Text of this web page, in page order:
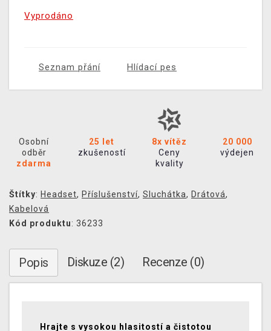
Vyprodáno
Seznam přání Hlídací pes
Osobní
odběr
zdarma
25 let
zkušeností
8x vítěz
Ceny
kvality
20 000
výdejen
Štítky: Headset, Příslušenství, Sluchátka, Drátová,
Kabelová
Kód produktu: 36233
Popis Diskuze (2) Recenze (0)
Hrajte s vysokou hlasitostí a čistotou